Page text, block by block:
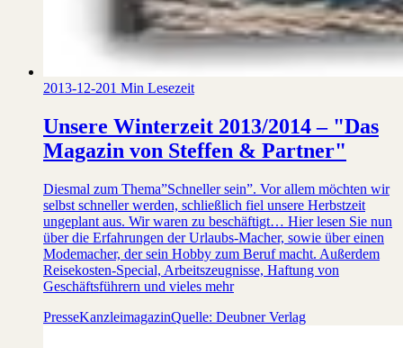
2013-12-201 Min Lesezeit
Unsere Winterzeit 2013/2014 – "Das
Magazin von Steffen & Partner"
Diesmal zum Thema”Schneller sein”. Vor allem möchten wir
selbst schneller werden, schließlich fiel unsere Herbstzeit
ungeplant aus. Wir waren zu beschäftigt… Hier lesen Sie nun
über die Erfahrungen der Urlaubs-Macher, sowie über einen
Modemacher, der sein Hobby zum Beruf macht. Außerdem
Reisekosten-Special, Arbeitszeugnisse, Haftung von
Geschäftsführern und vieles mehr
PresseKanzleimagazinQuelle: Deubner Verlag